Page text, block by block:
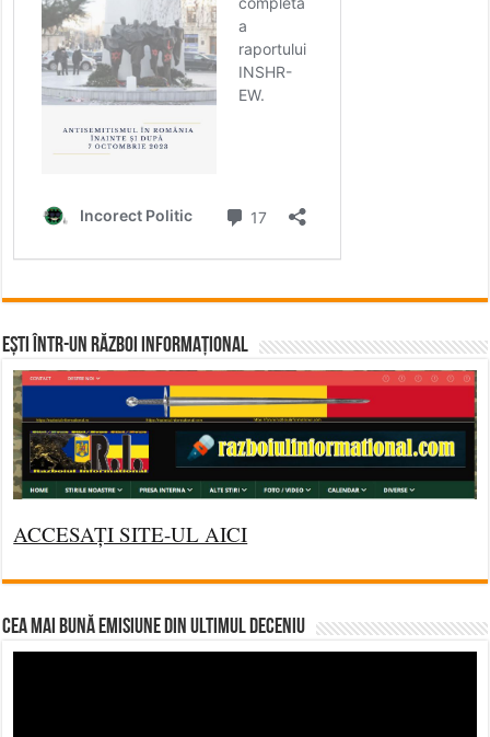
Ești într-un RĂZBOI INFORMAȚIONAL
ACCESAȚI SITE-UL AICI
CEA MAI BUNĂ EMISIUNE DIN ULTIMUL DECENIU